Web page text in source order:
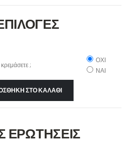
;
ΟΧΙ
ΝΑΙ
ΣΤΟ ΚΑΛΆΘΙ
ΕΡΩΤΗΣΕΙΣ